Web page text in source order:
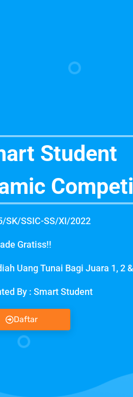
Student
SK/SSIC-SS/XI/2022
Gratiss!!
Uang Tunai Bagi Juara 1, 2
By : Smart Student
Daftar